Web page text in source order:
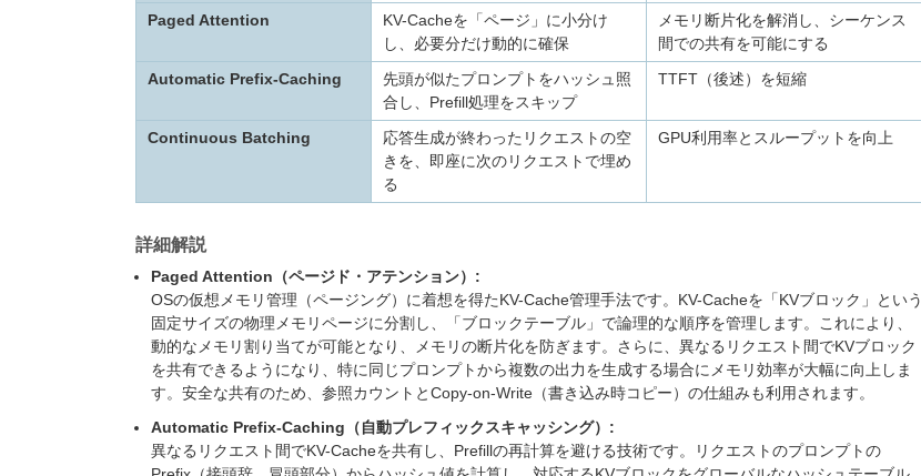
Paged Attention
KV-Cacheを「ページ」に小分け
し、必要分だけ動的に確保
メモリ断片化を解消し、シーケンス
間での共有を可能にする
Automatic Prefix-Caching
先頭が似たプロンプトをハッシュ照
合し、Prefill処理をスキップ
TTFT（後述）を短縮
Continuous Batching
応答生成が終わったリクエストの空
きを、即座に次のリクエストで埋め
る
GPU利用率とスループットを向上
詳細解説
Paged Attention（ページド・アテンション）:
OSの仮想メモリ管理（ページング）に着想を得たKV-Cache管理手法です。KV-Cacheを「KVブロック」という
固定サイズの物理メモリページに分割し、「ブロックテーブル」で論理的な順序を管理します。これにより、
動的なメモリ割り当てが可能となり、メモリの断片化を防ぎます。さらに、異なるリクエスト間でKVブロック
を共有できるようになり、特に同じプロンプトから複数の出力を生成する場合にメモリ効率が大幅に向上しま
す。安全な共有のため、参照カウントとCopy-on-Write（書き込み時コピー）の仕組みも利用されます。
Automatic Prefix-Caching（自動プレフィックスキャッシング）:
異なるリクエスト間でKV-Cacheを共有し、Prefillの再計算を避ける技術です。リクエストのプロンプトの